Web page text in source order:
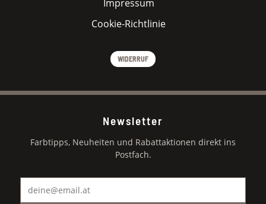
Impressum
Cookie-Richtlinie
WIDERRUF
Newsletter
Farbtipps, Neuheiten und Rabattaktionen direkt ins
Postfach.